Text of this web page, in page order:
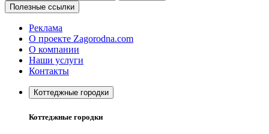
Полезные ссылки
Реклама
О проекте Zagorodna.com
О компании
Наши услуги
Контакты
Коттеджные городки
Коттеджные городки